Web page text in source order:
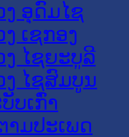
ອຸດົມໄຊ
ເຊກອງ
ໄຊຍະບູລີ
ໄຊສົມບູນ
ບເກົ່າ
າມປະເພດ